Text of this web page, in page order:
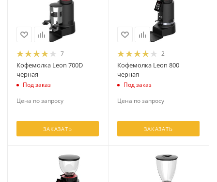
7
Кофемолка Leon 700D
черная
Под заказ
Цена по запросу
ЗАКАЗАТЬ
2
Кофемолка Leon 800
черная
Под заказ
Цена по запросу
ЗАКАЗАТЬ